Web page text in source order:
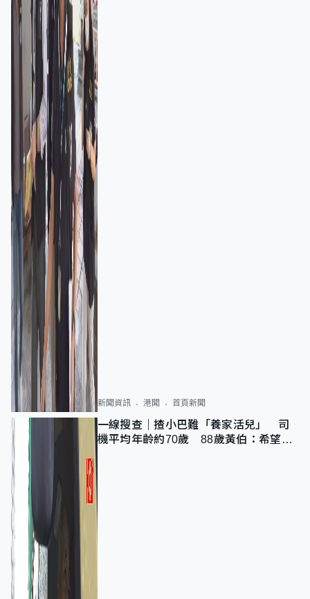
新聞資訊 港聞 首頁新聞
一線搜查｜揸小巴難「養家活兒」 司
機平均年齡約70歲 88歲黃伯：希望一